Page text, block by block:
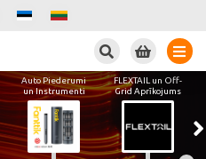
Auto Piederumi
un Instrumenti
FLEXTAIL un Off-
Grid Aprīkojums